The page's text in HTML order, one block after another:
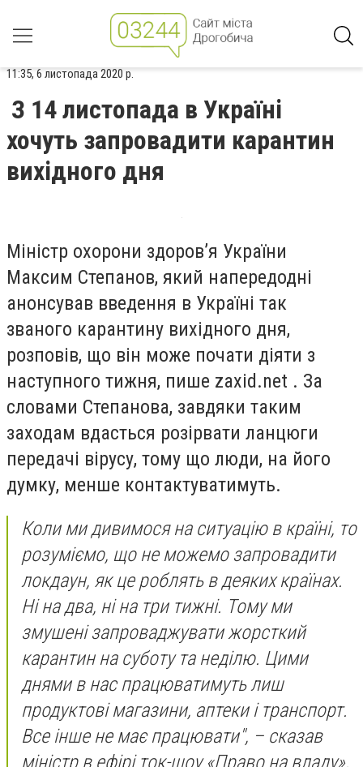
11:35, 6 листопада 2020 р.
З 14 листопада в Україні
хочуть запровадити карантин
вихідного дня
Міністр охорони здоров’я України
Максим Степанов, який напередодні
анонсував введення в Україні так
званого карантину вихідного дня,
розповів, що він може почати діяти з
наступного тижня, пише zaxid.net . За
словами Степанова, завдяки таким
заходам вдасться розірвати ланцюги
передачі вірусу, тому що люди, на його
думку, менше контактуватимуть.
Коли ми дивимося на ситуацію в країні, то
розуміємо, що не можемо запровадити
локдаун, як це роблять в деяких країнах.
Ні на два, ні на три тижні. Тому ми
змушені запроваджувати жорсткий
карантин на суботу та неділю. Цими
днями в нас працюватимуть лиш
продуктові магазини, аптеки і транспорт.
Все інше не має працювати", – сказав
міністр в ефірі ток-шоу «Право на владу»,